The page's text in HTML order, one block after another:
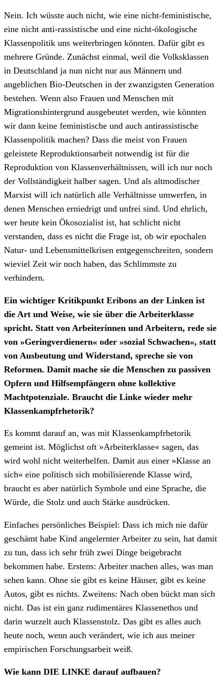
Nein. Ich wüsste auch nicht, wie eine nicht-feministische,
eine nicht anti-rassistische und eine nicht-ökologische
Klassenpolitik uns weiterbringen könnten. Dafür gibt es
mehrere Gründe. Zunächst einmal, weil die Volksklassen
in Deutschland ja nun nicht nur aus Männern und
angeblichen Bio-Deutschen in der zwanzigsten Generation
bestehen. Wenn also Frauen und Menschen mit
Migrationshintergrund ausgebeutet werden, wie könnten
wir dann keine feministische und auch antirassistische
Klassenpolitik machen? Dass die meist von Frauen
geleistete Reproduktionsarbeit notwendig ist für die
Reproduktion von Klassenverhältnissen, will ich nur noch
der Vollständigkeit halber sagen. Und als altmodischer
Marxist will ich natürlich alle Verhältnisse umwerfen, in
denen Menschen erniedrigt und unfrei sind. Und ehrlich,
wer heute kein Ökosozialist ist, hat schlicht nicht
verstanden, dass es nicht die Frage ist, ob wir epochalen
Natur- und Lebensmittelkrisen entgegenschreiten, sondern
wieviel Zeit wir noch haben, das Schlimmste zu
verhindern.
Ein wichtiger Kritikpunkt Eribons an der Linken ist
die Art und Weise, wie sie über die Arbeiterklasse
spricht. Statt von Arbeiterinnen und Arbeitern, rede sie
von »Geringverdienern« oder »sozial Schwachen«, statt
von Ausbeutung und Widerstand, spreche sie von
Reformen. Damit mache sie die Menschen zu passiven
Opfern und Hilfsempfängern ohne kollektive
Machtpotenziale. Braucht die Linke wieder mehr
Klassenkampfrhetorik?
Es kommt darauf an, was mit Klassenkampfrhetorik
gemeint ist. Möglichst oft »Arbeiterklasse« sagen, das
wird wohl nicht weiterhelfen. Damit aus einer »Klasse an
sich« eine politisch sich mobilisierende Klasse wird,
braucht es aber natürlich Symbole und eine Sprache, die
Würde, die Stolz und auch Stärke ausdrücken.
Einfaches persönliches Beispiel: Dass ich mich nie dafür
geschämt habe Kind angelernter Arbeiter zu sein, hat damit
zu tun, dass ich sehr früh zwei Dinge beigebracht
bekommen habe. Erstens: Arbeiter machen alles, was man
sehen kann. Ohne sie gibt es keine Häuser, gibt es keine
Autos, gibt es nichts. Zweitens: Nach oben bückt man sich
nicht. Das ist ein ganz rudimentäres Klassenethos und
darin wurzelt auch Klassenstolz. Das gibt es alles auch
heute noch, wenn auch verändert, wie ich aus meiner
empirischen Forschungsarbeit weiß.
Wie kann DIE LINKE darauf aufbauen?